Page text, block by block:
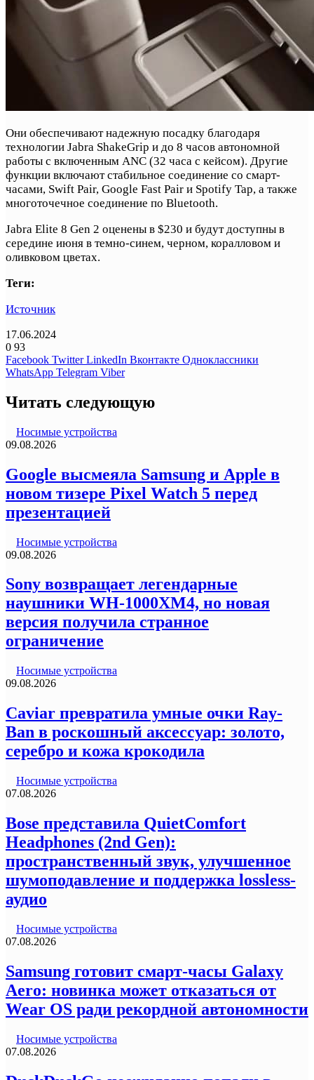
Они обеспечивают надежную посадку благодаря
технологии Jabra ShakeGrip и до 8 часов автономной
работы с включенным ANC (32 часа с кейсом). Другие
функции включают стабильное соединение со смарт-
часами, Swift Pair, Google Fast Pair и Spotify Tap, а также
многоточечное соединение по Bluetooth.
Jabra Elite 8 Gen 2 оценены в $230 и будут доступны в
середине июня в темно-синем, черном, коралловом и
оливковом цветах.
Теги:
Источник
17.06.2024
0 93
Facebook Twitter LinkedIn Вконтакте Одноклассники
WhatsApp Telegram Viber
Читать следующую
Носимые устройства
09.08.2026
Google высмеяла Samsung и Apple в
новом тизере Pixel Watch 5 перед
презентацией
Носимые устройства
09.08.2026
Sony возвращает легендарные
наушники WH-1000XM4, но новая
версия получила странное
ограничение
Носимые устройства
09.08.2026
Caviar превратила умные очки Ray-
Ban в роскошный аксессуар: золото,
серебро и кожа крокодила
Носимые устройства
07.08.2026
Bose представила QuietComfort
Headphones (2nd Gen):
пространственный звук, улучшенное
шумоподавление и поддержка lossless-
аудио
Носимые устройства
07.08.2026
Samsung готовит смарт-часы Galaxy
Aero: новинка может отказаться от
Wear OS ради рекордной автономности
Носимые устройства
07.08.2026